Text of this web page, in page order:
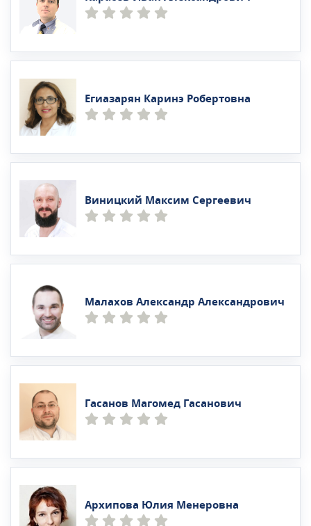
Егиазарян Каринэ Робертовна
Виницкий Максим Сергеевич
Малахов Александр Александрович
Гасанов Магомед Гасанович
Архипова Юлия Менеровна